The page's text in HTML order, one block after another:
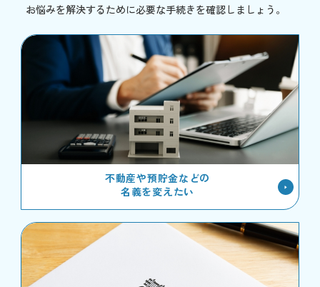
お悩みを解決するために必要な手続きを確認しましょう。
不動産や預貯金などの
名義を変えたい